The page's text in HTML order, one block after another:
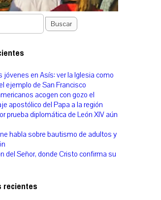
Buscar
jóvenes en Asís: ver la Iglesia como
ejemplo de San Francisco
acogen con gozo el
apostólico del Papa a la región
prueba diplomática de León XIV aún
habla sobre bautismo de adultos y
del Señor, donde Cristo confirma su
recientes